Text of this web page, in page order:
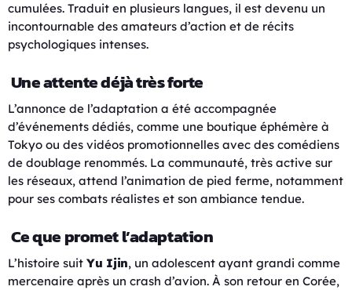
cumulées. Traduit en plusieurs langues, il est devenu un
incontournable des amateurs d’action et de récits
psychologiques intenses.
Une attente déjà très forte
L’annonce de l’adaptation a été accompagnée
d’événements dédiés, comme une boutique éphémère à
Tokyo ou des vidéos promotionnelles avec des comédiens
de doublage renommés. La communauté, très active sur
les réseaux, attend l’animation de pied ferme, notamment
pour ses combats réalistes et son ambiance tendue.
Ce que promet l’adaptation
L’histoire suit Yu Ijin, un adolescent ayant grandi comme
mercenaire après un crash d’avion. À son retour en Corée,